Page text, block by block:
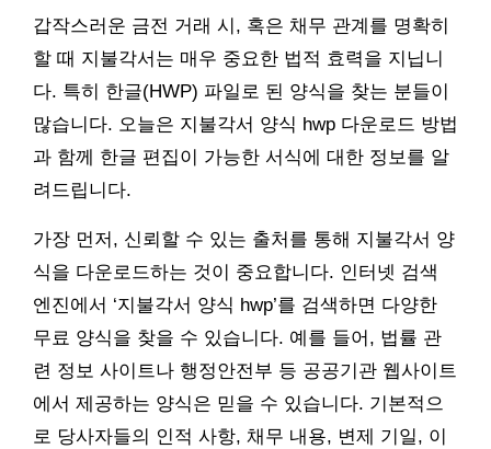
갑작스러운 금전 거래 시, 혹은 채무 관계를 명확히
할 때 지불각서는 매우 중요한 법적 효력을 지닙니
다. 특히 한글(HWP) 파일로 된 양식을 찾는 분들이
많습니다. 오늘은 지불각서 양식 hwp 다운로드 방법
과 함께 한글 편집이 가능한 서식에 대한 정보를 알
려드립니다.
가장 먼저, 신뢰할 수 있는 출처를 통해 지불각서 양
식을 다운로드하는 것이 중요합니다. 인터넷 검색
엔진에서 ‘지불각서 양식 hwp’를 검색하면 다양한
무료 양식을 찾을 수 있습니다. 예를 들어, 법률 관
련 정보 사이트나 행정안전부 등 공공기관 웹사이트
에서 제공하는 양식은 믿을 수 있습니다. 기본적으
로 당사자들의 인적 사항, 채무 내용, 변제 기일, 이